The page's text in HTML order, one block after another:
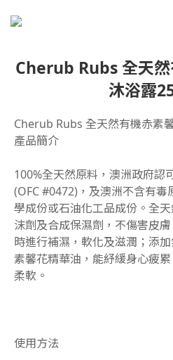
Cherub Rubs 全天
沐浴露
Cherub Rubs 全天然有機赤素
產品簡介
100%全天然原料，澳洲政府認
(OFC #0472)，及澳洲不含有
學成份或石油化工品成份。全
沫劑及合成保濕劑，不傷害皮
時進行補濕，軟化及滋潤；添
素馨花精華油，能紓緩身心疲
柔軟。
使用方法